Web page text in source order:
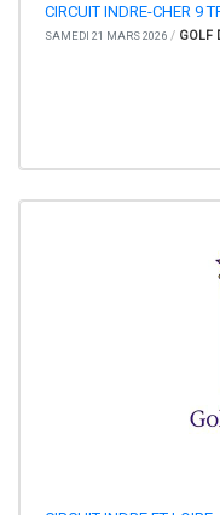
CIRCUIT INDRE-CHER 9
SAMEDI 21 MARS 2026 / GOLF